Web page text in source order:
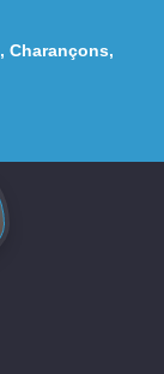
, Charançons,